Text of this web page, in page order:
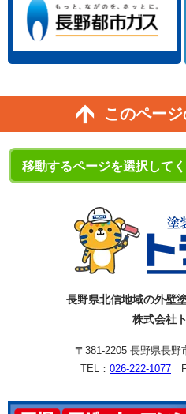
このペー
長野県北信地域の外壁
株式会社
〒381-2205 長野県長野
TEL： 026-222-1077